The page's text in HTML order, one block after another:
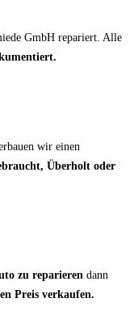
GmbH repariert. Alle
wir einen
Überholt oder
zu reparieren dann
Preis verkaufen.